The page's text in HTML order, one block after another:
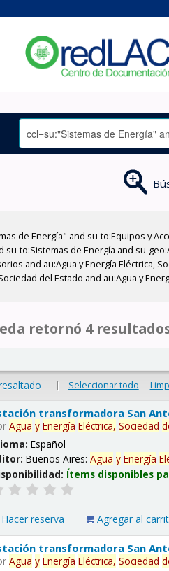
de Energía" and su-to:Equipos y
to:Sistemas de Energía and su-
and au:Agua y Energía Eléctrica,
del Estado and au:Agua y
retornó 4
| Seleccionar todo
transformadora San
Agua y Energía Eléctrica, Sociedad
Español
Buenos Aires:Agua y Energía
Ítems disponibles
Hacer reserva Agregar al
transformadora San
Agua y Energía Eléctrica, Sociedad